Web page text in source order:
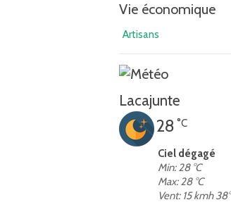
Vie économique
Artisans
Lacajunte
28 °C
Ciel dégagé
Min: 28 °C
Max: 28 °C
Vent: 15 kmh 38°